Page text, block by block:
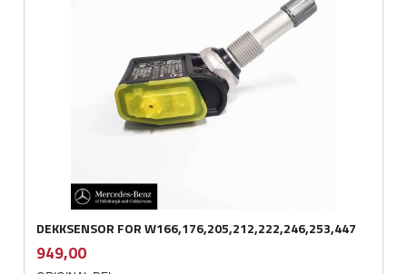
DEKKSENSOR FOR W166,176,205,212,222,246,253,447
Pris
949,00mva.